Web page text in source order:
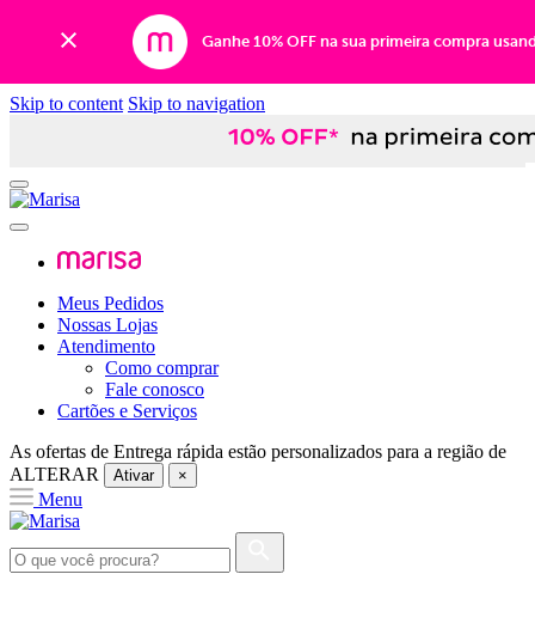
Ganhe 10% OFF na sua primeira compra
Skip to content Skip to navigation
Meus Pedidos
Nossas Lojas
Atendimento
Como comprar
Fale conosco
Cartões e Serviços
As ofertas de Entrega rápida estão personalizados para a região de
ALTERAR
Ativar ×
Menu